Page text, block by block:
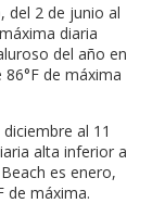
del 2 de junio al
diaria
del año en
de máxima
al 11
alta inferior a
es enero,
de máxima.